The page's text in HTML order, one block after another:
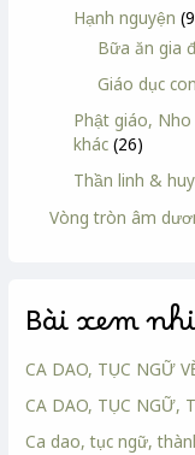
Hạnh nguyện
Bữa ăn gia
Giáo dục
Phật giáo,
khác (26)
Thần linh &
Vòng tròn âm
Bài xem
CA DAO, TỤC NGỮ
CA DAO, TỤC NGỮ,
Ca dao, tục ngữ,